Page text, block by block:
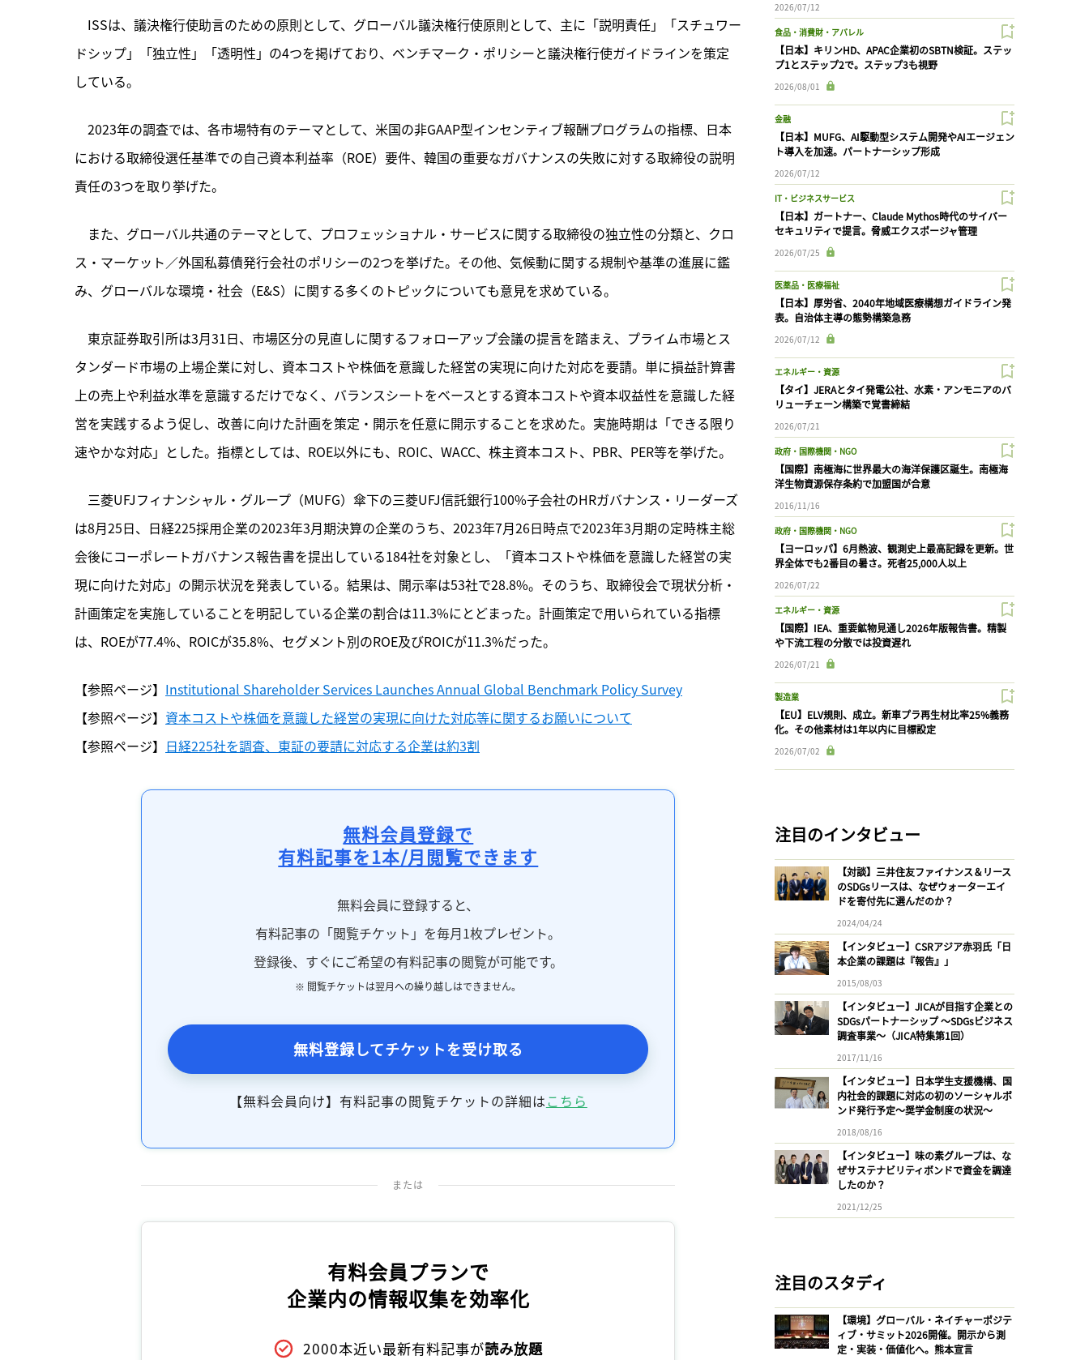
ISSは、 議決権行使助言のための原則として、グローバル議決権行使原則として、主に「説明責任」「スチュワー
ドシップ」「独立性」「透明性」の4つを掲げており、ベンチマーク・ポリシーと議決権行使ガイドラインを策定
している。
2023年の調査では、各市場特有のテーマとして、米国の非GAAP型インセンティブ報酬プログラムの指標、日本
における取締役選任基準での自己資本利益率（ROE）要件、韓国の重要なガバナンスの失敗に対する取締役の説明
責任の3つを取り挙げた。
また、グローバル共通のテーマとして、プロフェッショナル・サービスに関する取締役の独立性の分類と、クロ
ス・マーケット／外国私募債発行会社のポリシーの2つを挙げた。その他、気候動に関する規制や基準の進展に鑑
み、グローバルな環境・社会（E&S）に関する多くのトピックについても意見を求めている。
東京証券取引所は3月31日、市場区分の見直しに関するフォローアップ会議の提言を踏まえ、プライム市場とス
タンダード市場の上場企業に対し、資本コストや株価を意識した経営の実現に向けた対応を要請。単に損益計算書
上の売上や利益水準を意識するだけでなく、バランスシートをベースとする資本コストや資本収益性を意識した経
営を実践するよう促し、改善に向けた計画を策定・開示を任意に開示することを求めた。実施時期は「できる限り
速やかな対応」とした。指標としては、ROE以外にも、ROIC、WACC、株主資本コスト、PBR、PER等を挙げた。
三菱UFJフィナンシャル・グループ（MUFG）傘下の三菱UFJ信託銀行100%子会社のHRガバナンス・リーダーズ
は8月25日、日経225採用企業の2023年3月期決算の企業のうち、2023年7月26日時点で2023年3月期の定時株主総
会後にコーポレートガバナンス報告書を提出している184社を対象とし、「資本コストや株価を意識した経営の実
現に向けた対応」の開示状況を発表している。結果は、開示率は53社で28.8%。そのうち、取締役会で現状分析・
計画策定を実施していることを明記している企業の割合は11.3%にとどまった。計画策定で用いられている指標
は、ROEが77.4%、ROICが35.8%、セグメント別のROE及びROICが11.3%だった。
【参照ページ】 Institutional Shareholder Services Launches Annual Global Benchmark Policy Survey
【参照ページ】 資本コストや株価を意識した経営の実現に向けた対応等に関するお願いについて
【参照ページ】 日経225社を調査、東証の要請に対応する企業は約3割
無料会員登録で
有料記事を1本/月閲覧できます
無料会員に登録すると、
有料記事の「閲覧チケット」を毎月1枚プレゼント。
登録後、すぐにご希望の有料記事の閲覧が可能です。
※ 閲覧チケットは翌月への繰り越しはできません。
無料登録してチケットを受け取る
【無料会員向け】有料記事の閲覧チケットの詳細はこちら
または
有料会員プランで
企業内の情報収集を効率化
2000本近い最新有料記事が読み放題
2026/07/12
食品・消費財・アパレル
【日本】キリンHD、APAC企業初のSBTN検証。ステッ
プ1とステップ2で。ステップ3も視野
2026/08/01
金融
【日本】MUFG、AI駆動型システム開発やAIエージェン
ト導入を加速。パートナーシップ形成
2026/07/12
IT・ビジネスサービス
【日本】ガートナー、Claude Mythos時代のサイバー
セキュリティで提言。脅威エクスポージャ管理
2026/07/25
医薬品・医療福祉
【日本】厚労省、2040年地域医療構想ガイドライン発
表。自治体主導の態勢構築急務
2026/07/12
エネルギー・資源
【タイ】JERAとタイ発電公社、水素・アンモニアのバ
リューチェーン構築で覚書締結
2026/07/21
政府・国際機関・NGO
【国際】南極海に世界最大の海洋保護区誕生。南極海
洋生物資源保存条約で加盟国が合意
2016/11/16
政府・国際機関・NGO
【ヨーロッパ】6月熱波、観測史上最高記録を更新。世
界全体でも2番目の暑さ。死者25,000人以上
2026/07/22
エネルギー・資源
【国際】IEA、重要鉱物見通し2026年版報告書。精製
や下流工程の分散では投資遅れ
2026/07/21
製造業
【EU】ELV規則、成立。新車プラ再生材比率25%義務
化。その他素材は1年以内に目標設定
2026/07/02
注目のインタビュー
【対談】三井住友ファイナンス＆リース
のSDGsリースは、なぜウォーターエイ
ドを寄付先に選んだのか？
2024/04/24
【インタビュー】CSRアジア赤羽氏「日
本企業の課題は『報告』」
2015/08/03
【インタビュー】JICAが目指す企業との
SDGsパートナーシップ 〜SDGsビジネス
調査事業〜（JICA特集第1回）
2017/11/16
【インタビュー】日本学生支援機構、国
内社会的課題に対応の初のソーシャルボ
ンド発行予定〜奨学金制度の状況〜
2018/08/16
【インタビュー】味の素グループは、な
ぜサステナビリティボンドで資金を調達
したのか？
2021/12/25
注目のスタディ
【環境】グローバル・ネイチャーポジテ
ィブ・サミット2026開催。開示から測
定・実装・価値化へ。熊本宣言
記事をお気に入りに保存するには
ログインが必要です
ログイン